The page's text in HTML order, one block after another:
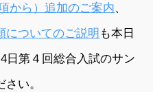
から）追加のご案内、
についてのご説明 も本日
日第４回総合入試のサン
い。